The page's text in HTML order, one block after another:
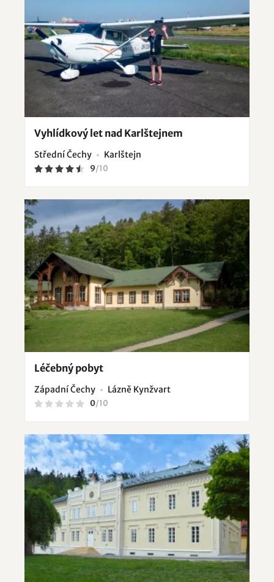
Vyhlídkový let nad Karlštejnem
Střední Čechy Karlštejn
9/10
Léčebný pobyt
Západní Čechy Lázně Kynžvart
0/10